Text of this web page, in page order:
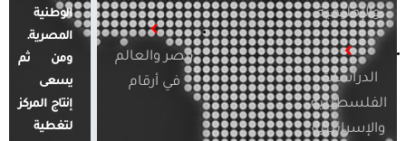
والإقليمية
الدراسات
الفلسطينية
والإسرائيلية
مصر والعالم
في أرقام
الوطنية
المصرية.
ومن ثم
يسعى
إنتاج المركز
لتغطية